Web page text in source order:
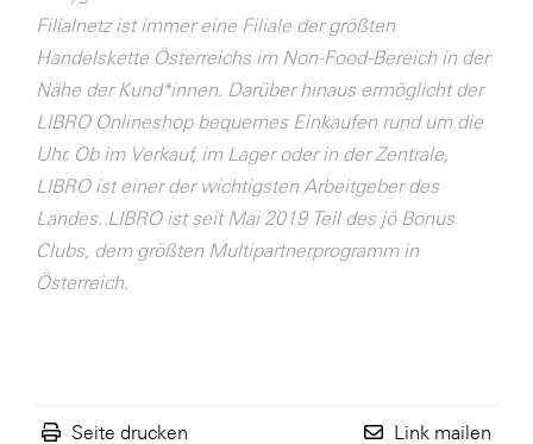
WKS Fachgruppe Finanzdienstleister
WK UBIT
Zühlke
Media
Filialnetz ist immer eine Filiale der größten
Handelskette Österreichs im Non-Food-Bereich in der
Nähe der Kund*innen. Darüber hinaus ermöglicht der
LIBRO Onlineshop bequemes Einkaufen rund um die
Uhr. Ob im Verkauf, im Lager oder in der Zentrale,
LIBRO ist einer der wichtigsten Arbeitgeber des
Landes. LIBRO ist seit Mai 2019 Teil des jö Bonus
Clubs, dem größten Multipartnerprogramm in
Österreich.
Seite drucken Link mailen